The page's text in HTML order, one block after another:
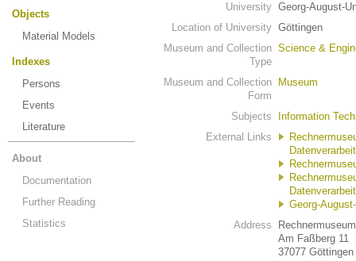
Objects
Material Models
Indexes
Persons
Events
Literature
About
Documentation
Further Reading
Statistics
University Georg-August-
Location of University Göttingen
Museum and Collection
Type
Science &
Museum and Collection
Form
Museum
Subjects
Information
External Links
Georg-
Address
Am Faßberg 11
37077 Göttingen